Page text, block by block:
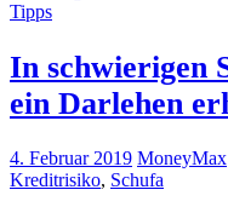
Tipps
In schwierigen
ein Darlehen
4. Februar 2019 MoneyMax
Kreditrisiko, Schufa